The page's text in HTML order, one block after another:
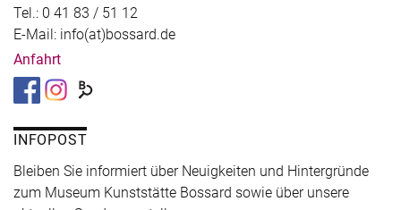
Tel.: 0 41 83 / 51 12
E-Mail: info(at)bossard.de
Anfahrt
INFOPOST
Bleiben Sie informiert über Neuigkeiten und Hintergründe
zum Museum Kunststätte Bossard sowie über unsere